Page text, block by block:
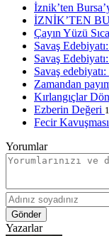
İznik’ten
İZNİK’TEN
Çayın Yüzü
Savaş
Savaş
Savaş
Zamandan
Kırlangıçlar
Ezberin Değeri
Fecir
Yorumlar
Gönder
Yazarlar